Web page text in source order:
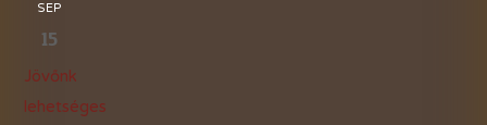
SEP
15
Jövőnk
lehetséges